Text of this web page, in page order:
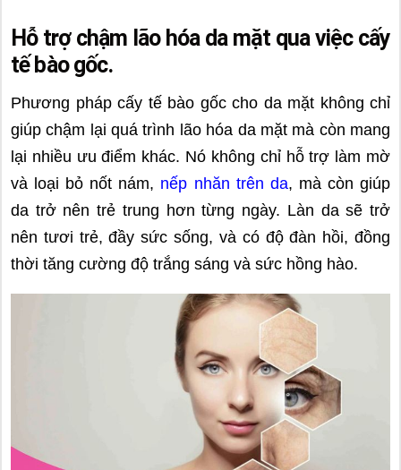
Hỗ trợ chậm lão hóa da mặt qua việc cấy
tế bào gốc.
Phương pháp cấy tế bào gốc cho da mặt không chỉ
giúp chậm lại quá trình lão hóa da mặt mà còn mang
lại nhiều ưu điểm khác. Nó không chỉ hỗ trợ làm mờ
và loại bỏ nốt nám, nếp nhăn trên da, mà còn giúp
da trở nên trẻ trung hơn từng ngày. Làn da sẽ trở
nên tươi trẻ, đầy sức sống, và có độ đàn hồi, đồng
thời tăng cường độ trắng sáng và sức hồng hào.